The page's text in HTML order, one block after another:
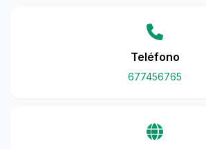
Teléfono
677456765